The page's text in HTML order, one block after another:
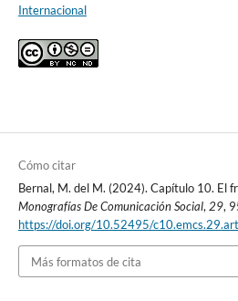
Internacional
Cómo citar
Bernal, M. del M. (2024). Capítulo 10. El
Monografías De Comunicación Social,29,
https://doi.org/10.52495/
Más formatos de cita